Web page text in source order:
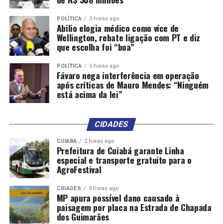
POLÍTICA 3 horas ago
Abilio elogia médico como vice de
Wellington, rebate ligação com PT e diz
que escolha foi “boa”
POLÍTICA 5 horas ago
Fávaro nega interferência em operação
após críticas de Mauro Mendes: “Ninguém
está acima da lei”
CIDADES
CUIABÁ 2 horas ago
Prefeitura de Cuiabá garante Linha
especial e transporte gratuito para o
AgroFestival
CIDADES 3 horas ago
MP apura possível dano causado à
paisagem por placa na Estrada de Chapada
dos Guimarães